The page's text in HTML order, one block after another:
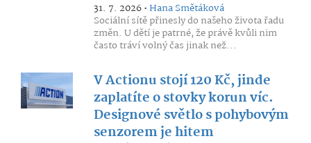
31. 7. 2026 •Hana Smětáková
Sociální sítě přinesly do našeho života řadu
změn. U dětí je patrné, že právě kvůli nim
často tráví volný čas jinak než...
V Actionu stojí 120 Kč, jinde
zaplatíte o stovky korun víc.
Designové světlo s pohybovým
senzorem je hitem